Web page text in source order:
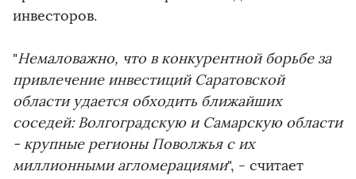
инвесторов.
"Немаловажно, что в конкурентной борьбе за
привлечение инвестиций Саратовской
области удается обходить ближайших
соседей: Волгоградскую и Самарскую области
- крупные регионы Поволжья с их
миллионными агломерациями", - считает